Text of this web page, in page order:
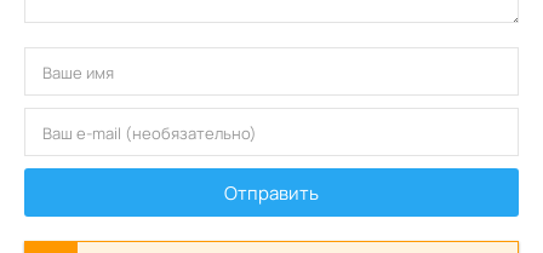
Отправить